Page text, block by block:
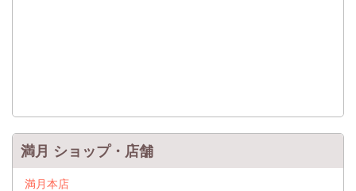
満月 ショップ・店舗
満月本店